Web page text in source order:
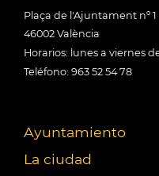
Plaça de l'Ajuntament nº 1
46002 València
Horarios: lunes a viernes
Teléfono: 963 52 54 78
Ayuntamiento
La ciudad